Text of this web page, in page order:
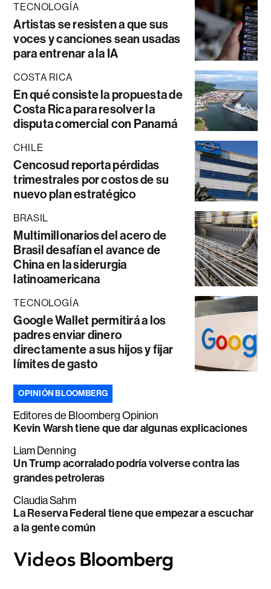
TECNOLOGÍA
Artistas se resisten a que sus
voces y canciones sean usadas
para entrenar a la IA
COSTA RICA
En qué consiste la propuesta de
Costa Rica para resolver la
disputa comercial con Panamá
CHILE
Cencosud reporta pérdidas
trimestrales por costos de su
nuevo plan estratégico
BRASIL
Multimillonarios del acero de
Brasil desafían el avance de
China en la siderurgia
latinoamericana
TECNOLOGÍA
Google Wallet permitirá a los
padres enviar dinero
directamente a sus hijos y fijar
límites de gasto
OPINIÓN BLOOMBERG
Editores de Bloomberg Opinion
Kevin Warsh tiene que dar algunas explicaciones
Liam Denning
Un Trump acorralado podría volverse contra las
grandes petroleras
Claudia Sahm
La Reserva Federal tiene que empezar a escuchar
a la gente común